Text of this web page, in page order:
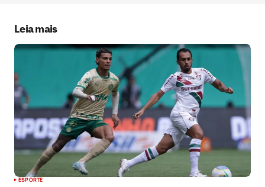
Submit Comment
Leia mais
ESPORTE